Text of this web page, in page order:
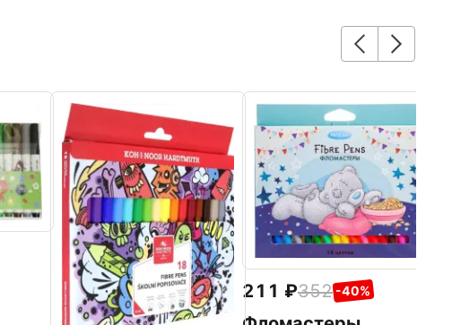
211 352 -40%